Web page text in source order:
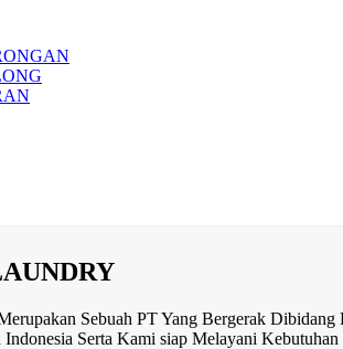
Sebuah PT Yang Bergerak Dibidang
Serta Kami siap Melayani